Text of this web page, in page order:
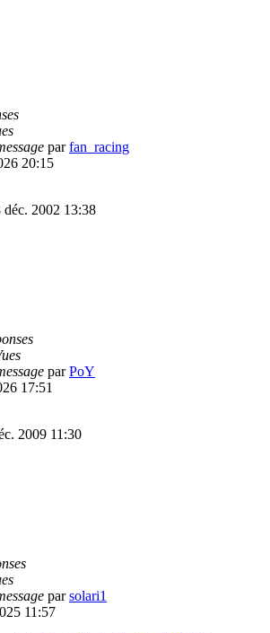
parfan_racing
20:15
déc. 2002 13:38
parPoY
17:51
2009 11:30
parsolari1
11:57